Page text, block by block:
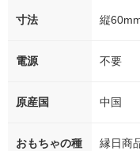
寸法 縦
電源 不要
原産国 中国
おもちゃの種
縁日商